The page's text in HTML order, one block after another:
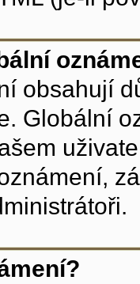
obsahují
Globální